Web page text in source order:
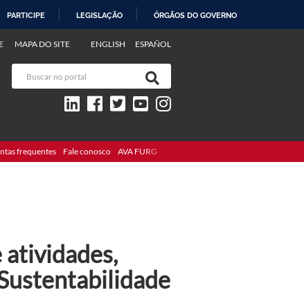
PARTICIPE LEGISLAÇÃO ÓRGÃOS DO GOVERNO
ENGLISH ESPAÑOL
MAPA DO SITE
frequentes Fale conosco AVA FURG
atividades,